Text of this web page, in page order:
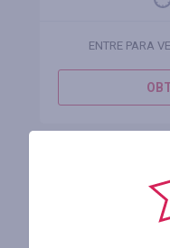
ENTRE PARA